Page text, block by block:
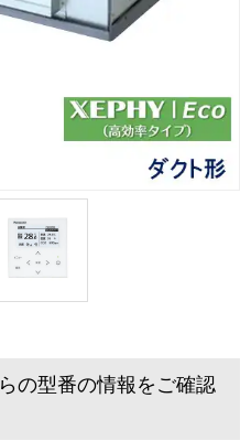
の型番の情報をご確認